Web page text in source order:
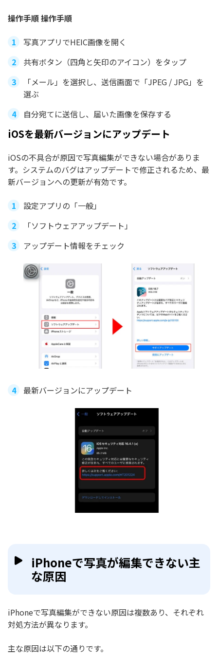
操作手順 操作手順
写真アプリでHEIC画像を開く
共有ボタン（四角と矢印のアイコン）をタップ
「メール」を選択し、送信画面で「JPEG / JPG」を
選ぶ
自分宛てに送信し、届いた画像を保存する
iOSを最新バージョンにアップデート
iOSの不具合が原因で写真編集ができない場合がありま
す。システムのバグはアップデートで修正されるため、最
新バージョンへの更新が有効です。
設定アプリの「一般」
「ソフトウェアアップデート」
アップデート情報をチェック
最新バージョンにアップデート
iPhoneで写真が編集できない主
な原因
iPhoneで写真編集ができない原因は複数あり、それぞれ
対処方法が異なります。
主な原因は以下の通りです。